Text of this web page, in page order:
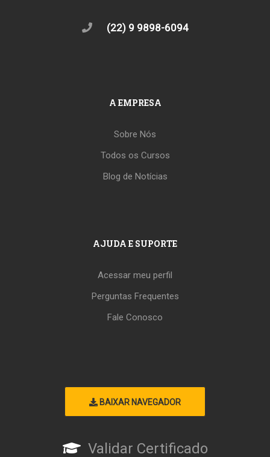
(22) 9 9898-6094
A EMPRESA
Sobre Nós
Todos os Cursos
Blog de Notícias
AJUDA E SUPORTE
Acessar meu perfil
Perguntas Frequentes
Fale Conosco
BAIXAR NAVEGADOR
Validar Certificado